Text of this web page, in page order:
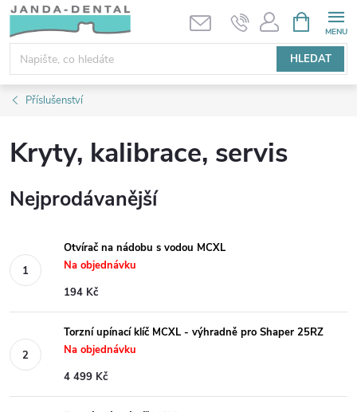
Přejít
obsah
HLEDAT
NÁKUPNÍ
KOŠÍK
Příslušenství
Kryty, kalibrace, servis
Nejprodávanější
Otvírač na nádobu s vodou MCXL
Na objednávku
194 Kč
Torzní upínací klíč MCXL - výhradně pro Shaper 25RZ
Na objednávku
4 499 Kč